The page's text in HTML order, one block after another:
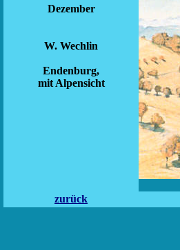
Dezember
W. Wechlin
Endenburg,
mit Alpensicht
zurück